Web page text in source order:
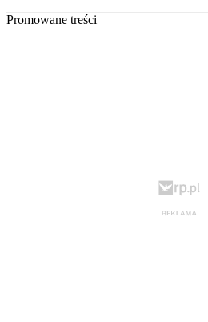
Promowane treści